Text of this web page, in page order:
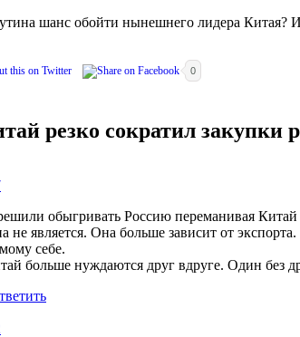
шанс обойти нынешнего лидера Китая?
0
резко сократил закупки
обыгривать Россию переманивая
не является. Она больше зависит от
себе.
больше нуждаются друг вдруге. Один без